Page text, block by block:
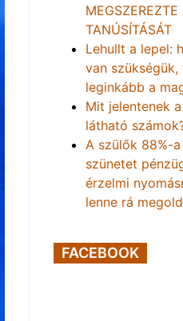
TANÚSÍTÁSÁT
Lehullt a lepel:
van
leginkább a
Mit jelentenek
látható
A szülők 88%-
szünetet
érzelmi
lenne rá
FACEBOOK